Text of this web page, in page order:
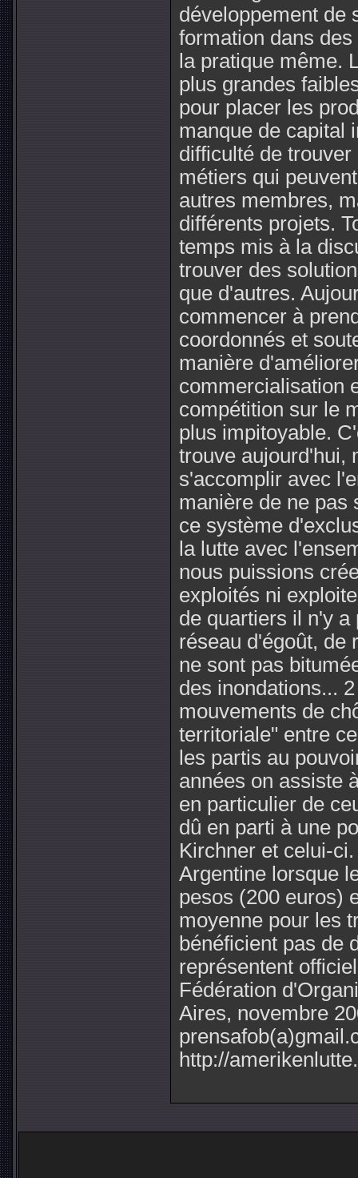
développement de
formation dans
la pratique même.
plus grandes
pour placer les
manque de capital
difficulté de
métiers qui
autres membres,
différents projets.
temps mis à la
trouver des
que d'autres.
commencer à
coordonnés et
manière
commercialisation
compétition sur le
plus impitoyable.
trouve aujourd'hui,
s'accomplir avec
manière de ne pas
ce système
la lutte avec
nous puissions
exploités ni
de quartiers il n'y a
réseau d'égoût, de
ne sont pas
des inondations...
mouvements de
territoriale" entre
les partis au
années on assiste
en particulier de
dû en parti à une
Kirchner et celui-
Argentine lorsque
pesos (200 euros)
moyenne pour les
bénéficient pas de
représentent
Fédération
Aires, novembre
http://